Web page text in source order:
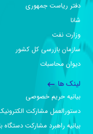
دفتر ریاست جمهوری
شانا
وزارت نفت
سازمان بازرسی کل کشور
دیوان محاسبات
لینک ها
بیانیه حریم خصوصی
دستورالعمل مشارکت
بیانیه راهبرد مشارکت دستگاه